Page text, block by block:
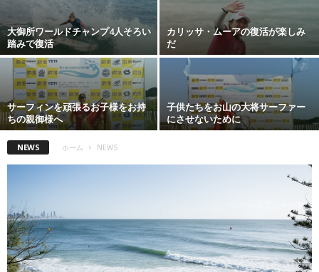
大御所ワールドチャンプ4人そろい
踏みで復活
カリッサ・ムーアの復活が楽しみ
だ
サーフィンを頑張るお子様をお持
ちの親御様へ
子供たちをお山の大将サーファー
にさせないために
NEWS ホーム NEWS